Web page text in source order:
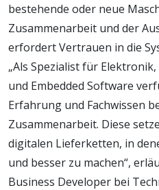
bestehende oder neue
Zusammenarbeit und der
erfordert Vertrauen in die
„Als Spezialist für
und Embedded Software
Erfahrung und Fachwissen
Zusammenarbeit. Diese
digitalen Lieferketten, in
und besser zu machen“,
Business Developer bei